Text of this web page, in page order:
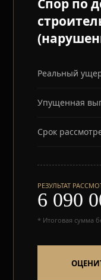
Спор по
Реальный
Упущенная
Срок
РЕЗУЛЬТАТ
6 090
* Итоговая сумма